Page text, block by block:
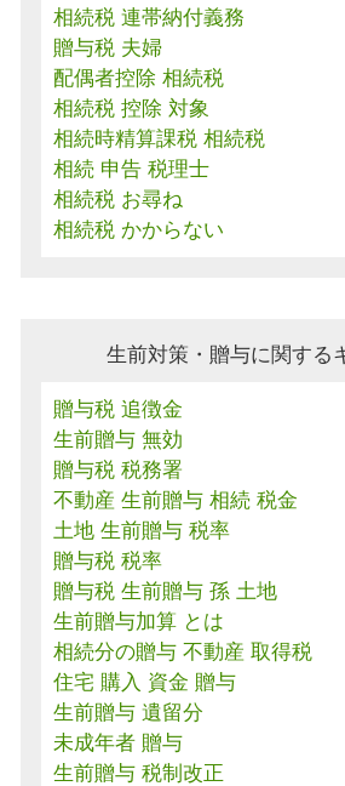
相続税 連帯納付義務
贈与税 夫婦
配偶者控除 相続税
相続税 控除 対象
相続時精算課税 相続税
相続 申告 税理士
相続税 お尋ね
相続税 かからない
生前対策・贈与に関する
贈与税 追徴金
生前贈与 無効
贈与税 税務署
不動産 生前贈与 相続 税金
土地 生前贈与 税率
贈与税 税率
贈与税 生前贈与 孫 土地
生前贈与加算 とは
相続分の贈与 不動産 取得税
住宅 購入 資金 贈与
生前贈与 遺留分
未成年者 贈与
生前贈与 税制改正